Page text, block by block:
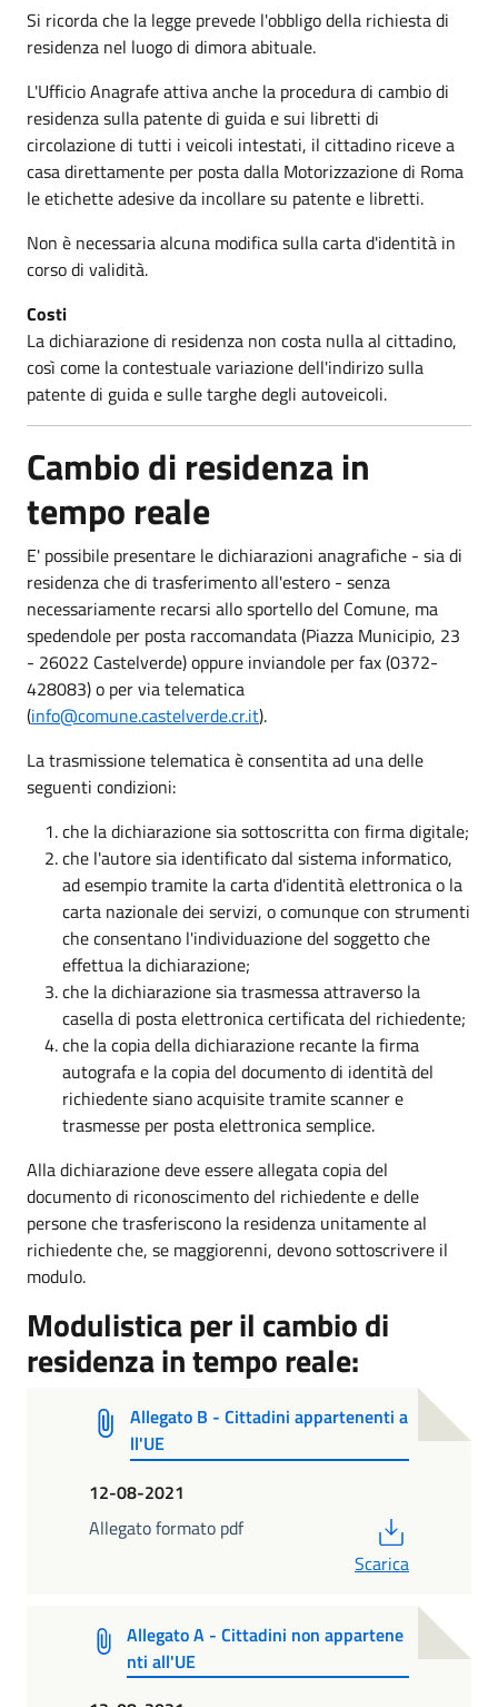
Si ricorda che la legge prevede l'obbligo della richiesta di
residenza nel luogo di dimora abituale.
L'Ufficio Anagrafe attiva anche la procedura di cambio di
residenza sulla patente di guida e sui libretti di
circolazione di tutti i veicoli intestati, il cittadino riceve a
casa direttamente per posta dalla Motorizzazione di Roma
le etichette adesive da incollare su patente e libretti.
Non è necessaria alcuna modifica sulla carta d'identità in
corso di validità.
Costi
La dichiarazione di residenza non costa nulla al cittadino,
così come la contestuale variazione dell'indirizo sulla
patente di guida e sulle targhe degli autoveicoli.
Cambio di residenza in
tempo reale
E' possibile presentare le dichiarazioni anagrafiche - sia di
residenza che di trasferimento all'estero - senza
necessariamente recarsi allo sportello del Comune, ma
spedendole per posta raccomandata (Piazza Municipio, 23
- 26022 Castelverde) oppure inviandole per fax (0372-
428083) o per via telematica
(info@comune.castelverde.cr.it).
La trasmissione telematica è consentita ad una delle
seguenti condizioni:
che la dichiarazione sia sottoscritta con firma digitale;
che l'autore sia identificato dal sistema informatico,
ad esempio tramite la carta d'identità elettronica o la
carta nazionale dei servizi, o comunque con strumenti
che consentano l'individuazione del soggetto che
effettua la dichiarazione;
che la dichiarazione sia trasmessa attraverso la
casella di posta elettronica certificata del richiedente;
che la copia della dichiarazione recante la firma
autografa e la copia del documento di identità del
richiedente siano acquisite tramite scanner e
trasmesse per posta elettronica semplice.
Alla dichiarazione deve essere allegata copia del
documento di riconoscimento del richiedente e delle
persone che trasferiscono la residenza unitamente al
richiedente che, se maggiorenni, devono sottoscrivere il
modulo.
Modulistica per il cambio di
residenza in tempo reale:
Allegato B - Cittadini appartenenti a
ll'UE
12-08-2021
Allegato formato pdf
Scarica
Allegato A - Cittadini non appartene
nti all'UE